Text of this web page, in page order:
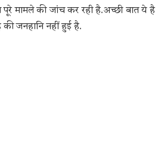
पूरे मामले की जांच कर रही है.अच्छी बात ये है
जनहानि नहीं हुई है.